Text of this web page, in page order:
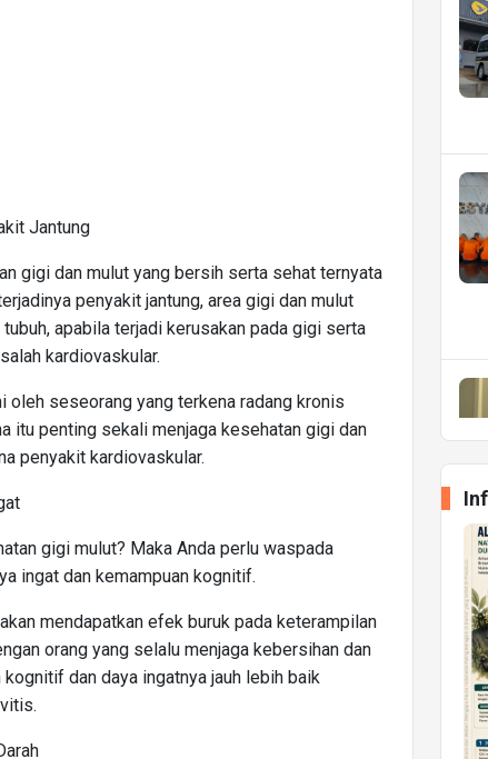
Jantung
gigi dan mulut yang bersih serta sehat ternyata
penyakit jantung, area gigi dan mulut
apabila terjadi kerusakan pada gigi serta
kardiovaskular.
oleh seseorang yang terkena radang kronis
itu penting sekali menjaga kesehatan gigi dan
penyakit kardiovaskular.
gigi mulut? Maka Anda perlu waspada
ingat dan kemampuan kognitif.
mendapatkan efek buruk pada keterampilan
orang yang selalu menjaga kebersihan dan
dan daya ingatnya jauh lebih baik